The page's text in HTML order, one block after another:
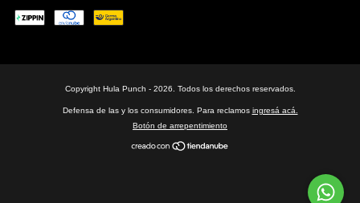
Copyright Hula Punch - 2026. Todos los derechos reservados.
Defensa de las y los consumidores. Para reclamos ingresá acá.
Botón de arrepentimiento